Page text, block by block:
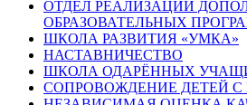
ОТДЕЛ РЕАЛИЗАЦИИ
ОБРАЗОВАТЕЛЬНЫХ
ШКОЛА РАЗВИТИЯ «УМКА»
НАСТАВНИЧЕСТВО
ШКОЛА ОДАРЁННЫХ
СОПРОВОЖДЕНИЕ ДЕТЕЙ С